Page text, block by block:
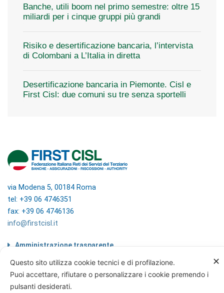
Banche, utili boom nel primo semestre: oltre 15
miliardi per i cinque gruppi più grandi
Risiko e desertificazione bancaria, l’intervista
di Colombani a L’Italia in diretta
Desertificazione bancaria in Piemonte. Cisl e
First Cisl: due comuni su tre senza sportelli
via Modena 5, 00184 Roma
tel: +39 06 4746351
fax: +39 06 4746136
info@firstcisl.it
Amministrazione trasparente
Note legali
Informazioni sul trattamento di dati
personali
✕
Questo sito utilizza cookie tecnici e di profilazione.
Puoi accettare, rifiutare o personalizzare i cookie premendo i
pulsanti desiderati.